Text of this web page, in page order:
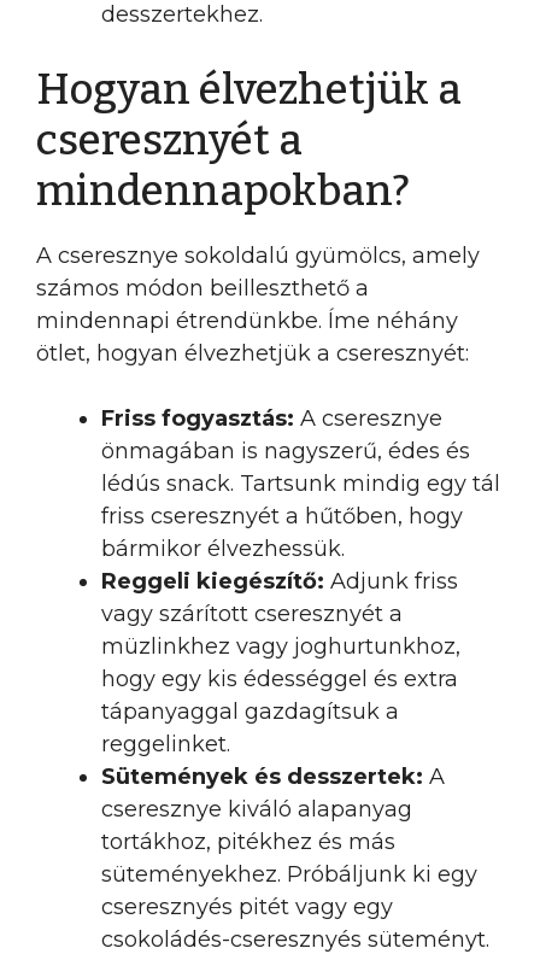
desszertekhez.
Hogyan élvezhetjük a
cseresznyét a
mindennapokban?
A cseresznye sokoldalú gyümölcs, amely
számos módon beilleszthető a
mindennapi étrendünkbe. Íme néhány
ötlet, hogyan élvezhetjük a cseresznyét:
Friss fogyasztás: A cseresznye
önmagában is nagyszerű, édes és
lédús snack. Tartsunk mindig egy tál
friss cseresznyét a hűtőben, hogy
bármikor élvezhessük.
Reggeli kiegészítő: Adjunk friss
vagy szárított cseresznyét a
müzlinkhez vagy joghurtunkhoz,
hogy egy kis édességgel és extra
tápanyaggal gazdagítsuk a
reggelinket.
Sütemények és desszertek: A
cseresznye kiváló alapanyag
tortákhoz, pitékhez és más
süteményekhez. Próbáljunk ki egy
cseresznyés pitét vagy egy
csokoládés-cseresznyés süteményt.